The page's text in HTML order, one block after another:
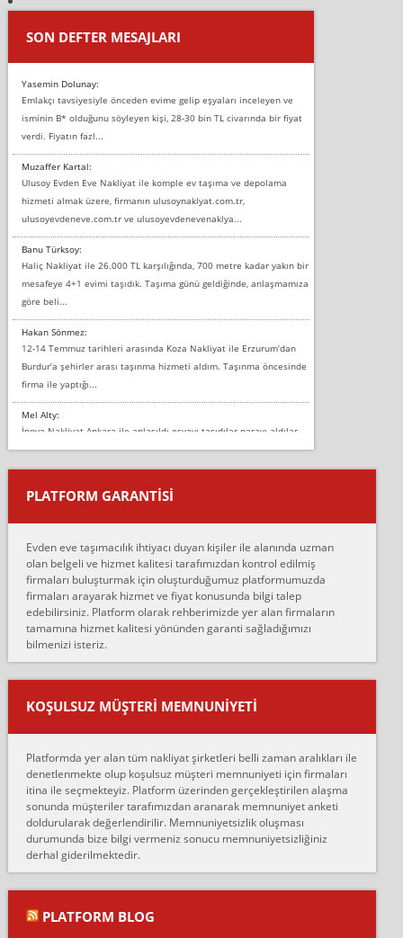
SON DEFTER MESAJLARI
Yasemin Dolunay:
Emlakçı tavsiyesiyle önceden evime gelip eşyaları inceleyen ve
isminin B* olduğunu söyleyen kişi, 28-30 bin TL civarında bir fiyat
verdi. Fiyatın fazl...
Muzaffer Kartal:
Ulusoy Evden Eve Nakliyat ile komple ev taşıma ve depolama
hizmeti almak üzere, firmanın ulusoynaklyat.com.tr,
ulusoyevdeneve.com.tr ve ulusoyevdenevenaklya...
Banu Türksoy:
Haliç Nakliyat ile 26.000 TL karşılığında, 700 metre kadar yakın bir
mesafeye 4+1 evimi taşıdık. Taşıma günü geldiğinde, anlaşmamıza
göre beli...
Hakan Sönmez:
12-14 Temmuz tarihleri arasında Koza Nakliyat ile Erzurum’dan
Burdur’a şehirler arası taşınma hizmeti aldım. Taşınma öncesinde
firma ile yaptığı...
Mel Alty:
İnova Nakliyat Ankara ile anlaşıldı eşyayı taşıdılar parayı aldılar.
Salon duvarına bir baktım birisi boydan alüminyum renkli bantı
yapıştırm...
Murat:
çalıştıklarını, müş...
Ahmet:
Lüleburgaz güngünes evden eve naklyat eşyalarımı taşımak için
anlaştık sabah eve geldiklerinde de eşyalarımı düzgün şekilde
sarcaz demelerine r...
mehmet güldü:
Ankara ALİCANLAR NAKLİYAT Tutarsız ve ticari ahlak problemleri
var verdikleri fiyat teklifini arttırdılar. Sonrasında taşıma gününde
oldukça tutarsı...
Ankara Alicanlar naklyat tel 5465524025. 2600 TL'ye ankaradan
Konya ya Alicanlar naklyat la anlaştık bu şahıs evin taşınacağı gün
fiyatın mazoto gele...
Fatih kokmese:
Diyarbakır dan eşyamı getirtmek için anlaştım sözleşme yaptım.
Son anda fiyat artırdılar.. mecburiyetten tasittim.. bu kişiler ağrılı
Ali:
PLATFORM GARANTİSİ
Evden eve taşımacılık ihtiyacı duyan kişiler ile alanında uzman
olan belgeli ve hizmet kalitesi tarafımızdan kontrol edilmiş
firmaları buluşturmak için oluşturduğumuz platformumuzda
firmaları arayarak hizmet ve fiyat konusunda bilgi talep
edebilirsiniz. Platform olarak rehberimizde yer alan firmaların
tamamına hizmet kalitesi yönünden garanti sağladığımızı
bilmenizi isteriz.
KOŞULSUZ MÜŞTERI MEMNUNIYETI
Platformda yer alan tüm nakliyat şirketleri belli zaman aralıkları ile
denetlenmekte olup koşulsuz müşteri memnuniyeti için firmaları
itina ile seçmekteyiz. Platform üzerinden gerçekleştirilen alaşma
sonunda müşteriler tarafımızdan aranarak memnuniyet anketi
doldurularak değerlendirilir. Memnuniyetsizlik oluşması
durumunda bize bilgi vermeniz sonucu memnuniyetsizliğiniz
derhal giderilmektedir.
PLATFORM BLOG